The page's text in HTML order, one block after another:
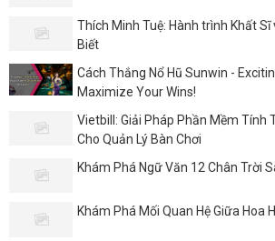
Thích Minh Tuệ: Hành trình Khất Sĩ
Biết
Cách Thắng Nổ Hũ Sunwin -
Maximize Your Wins!
Vietbill: Giải Pháp Phần Mềm Tính
Cho Quản Lý Bàn Chơi
Khám Phá Ngữ Văn 12 Chân Trời
Khám Phá Mối Quan Hệ Giữa Hoa